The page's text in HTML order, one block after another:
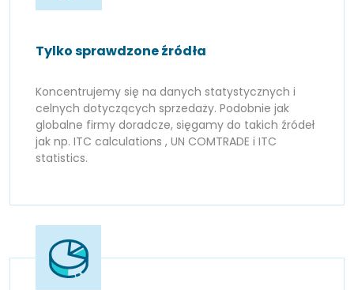
Tylko sprawdzone źródła
Koncentrujemy się na danych statystycznych i
celnych dotyczących sprzedaży. Podobnie jak
globalne firmy doradcze, sięgamy do takich źródeł
jak np. ITC calculations , UN COMTRADE i ITC
statistics.